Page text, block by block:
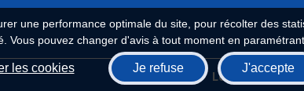
une performance optimale du site, pour récolter des
pouvez changer d'avis à tout moment en
les cookies Je refuse J'accepte
Biocoop.fr Le réseau